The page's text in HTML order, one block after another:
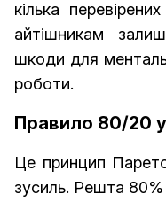
кілька
айтішникам
шкоди для
роботи.
Правило 80/20
Це принцип
зусиль. Решта